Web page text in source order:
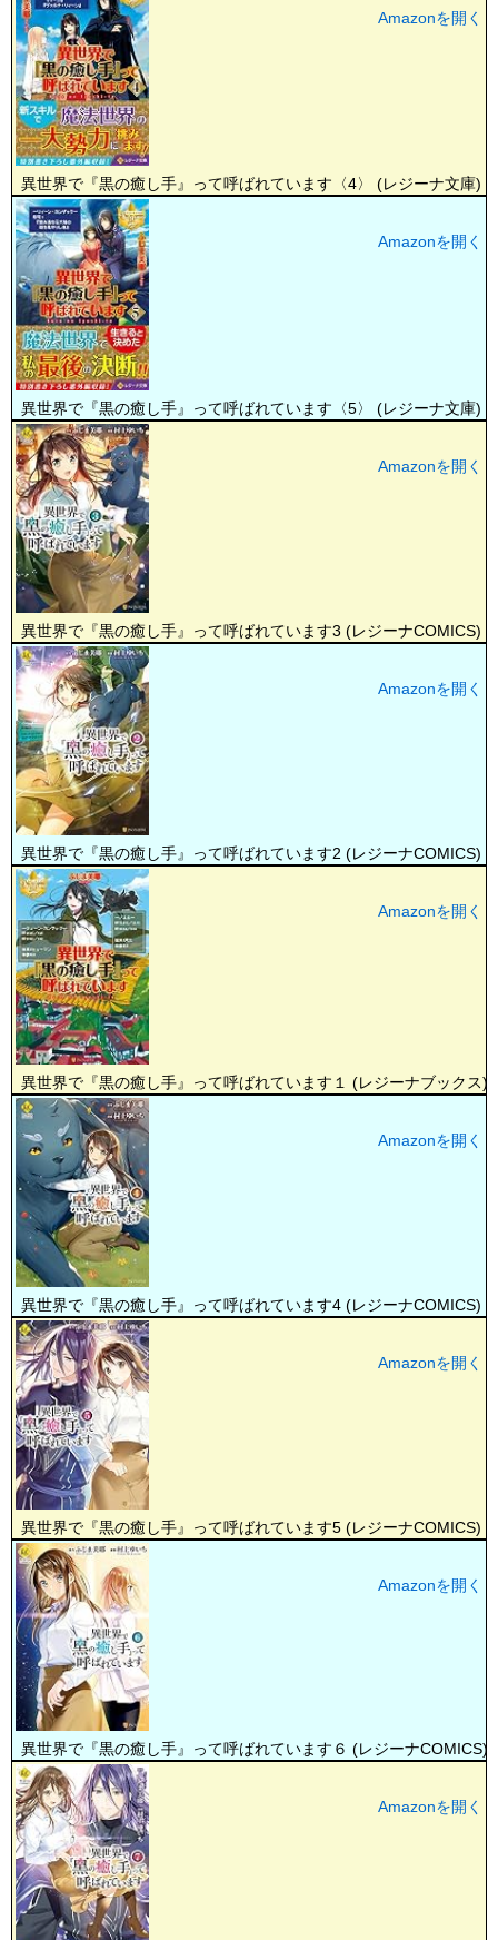
異世界で『黒の癒し手』って呼ばれています〈4〉 (レジーナ文庫)
Amazonを開く
異世界で『黒の癒し手』って呼ばれています〈5〉 (レジーナ文庫)
Amazonを開く
異世界で『黒の癒し手』って呼ばれています3 (レジーナCOMICS)
Amazonを開く
異世界で『黒の癒し手』って呼ばれています2 (レジーナCOMICS)
Amazonを開く
異世界で『黒の癒し手』って呼ばれています１ (レジーナブックス)
Amazonを開く
異世界で『黒の癒し手』って呼ばれています4 (レジーナCOMICS)
Amazonを開く
異世界で『黒の癒し手』って呼ばれています5 (レジーナCOMICS)
Amazonを開く
異世界で『黒の癒し手』って呼ばれています６ (レジーナCOMICS)
Amazonを開く
Amazonを開く